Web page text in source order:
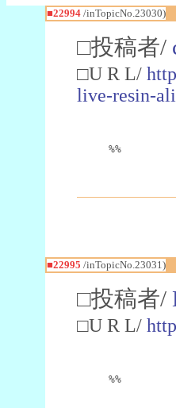
■22994/inTopicNo.23030)
□投稿者/
□U R L/
live-resin-
%%
■22995 /inTopicNo.23031)
□投稿者/
□U R L/
%%